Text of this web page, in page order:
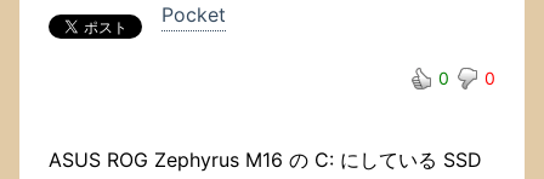
Pocket
0 0
ASUS ROG Zephyrus M16 の C: にしている SSD